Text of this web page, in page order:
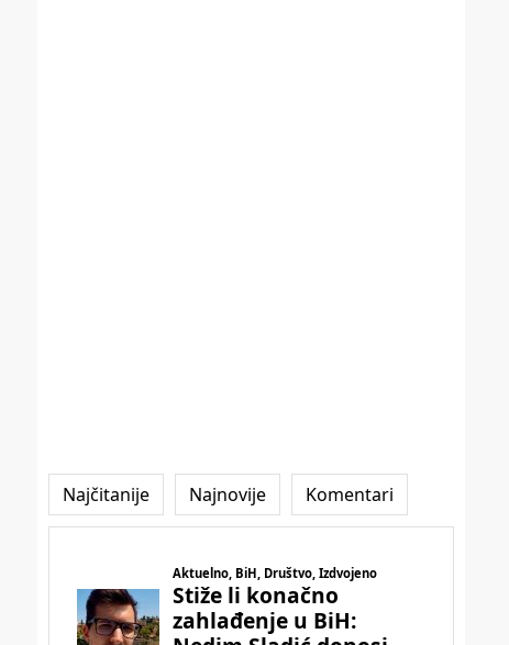
Najčitanije Najnovije Komentari